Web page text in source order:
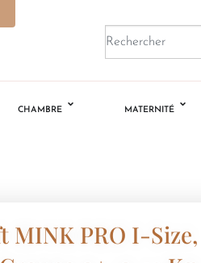
CHAMBRE MATERNITÉ
MINK PRO I-Size,